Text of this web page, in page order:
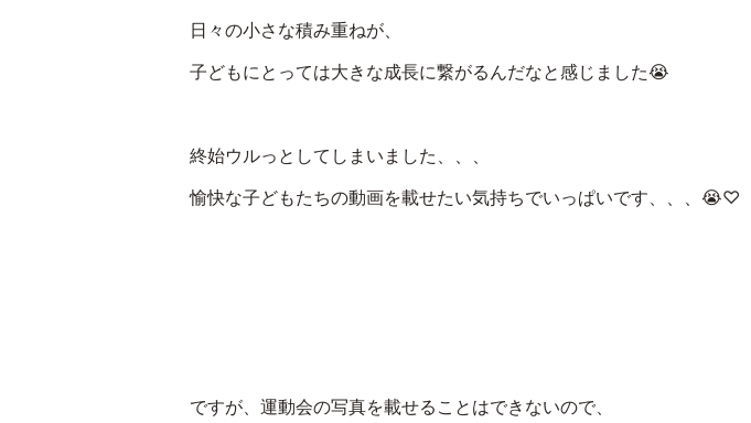
日々の小さな積み重ねが、
子どもにとっては大きな成長に繋がるんだなと感じました😭
終始ウルっとしてしまいました、、、
愉快な子どもたちの動画を載せたい気持ちでいっぱいです、、、😭♡
ですが、運動会の写真を載せることはできないので、